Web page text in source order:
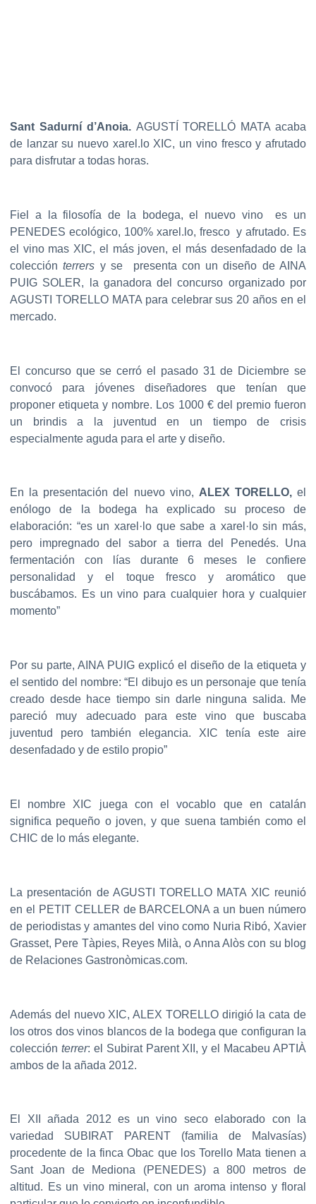
Sant Sadurní d’Anoia. AGUSTÍ TORELLÓ MATA acaba
de lanzar su nuevo xarel.lo XIC, un vino fresco y afrutado
para disfrutar a todas horas.
Fiel a la filosofía de la bodega, el nuevo vino es un
PENEDES ecológico, 100% xarel.lo, fresco y afrutado. Es
el vino mas XIC, el más joven, el más desenfadado de la
colecciónterrers y se presenta con un diseño de AINA
PUIG SOLER, la ganadora del concurso organizado por
AGUSTI TORELLO MATA para celebrar sus 20 años en el
mercado.
El concurso que se cerró el pasado 31 de Diciembre se
convocó para jóvenes diseñadores que tenían que
proponer etiqueta y nombre. Los 1000 € del premio fueron
un brindis a la juventud en un tiempo de crisis
especialmente aguda para el arte y diseño.
En la presentación del nuevo vino, ALEX TORELLO,el
enólogo de la bodega ha explicado su proceso de
elaboración: “es un xarel·lo que sabe a xarel·lo sin más,
pero impregnado del sabor a tierra del Penedés. Una
fermentación con lías durante 6 meses le confiere
personalidad y el toque fresco y aromático que
buscábamos. Es un vino para cualquier hora y cualquier
momento”
Por su parte, AINA PUIG explicó el diseño de la etiqueta y
el sentido del nombre: “El dibujo es un personaje que tenía
creado desde hace tiempo sin darle ninguna salida. Me
pareció muy adecuado para este vino que buscaba
juventud pero también elegancia. XIC tenía este aire
desenfadado y de estilo propio”
El nombre XIC juega con el vocablo que en catalán
significa pequeño o joven, y que suena también como el
CHIC de lo más elegante.
La presentación de AGUSTI TORELLO MATA XIC reunió
en el PETIT CELLER de BARCELONA a un buen número
de periodistas y amantes del vino como Nuria Ribó, Xavier
Grasset, Pere Tàpies, Reyes Milà, o Anna Alòs con su blog
de Relaciones Gastronòmicas.com.
Además del nuevo XIC, ALEX TORELLO dirigió la cata de
los otros dos vinos blancos de la bodega que configuran la
colección terrer: el Subirat Parent XII, y el Macabeu APTIÀ
ambos de la añada 2012.
El XII añada 2012 es un vino seco elaborado con la
variedad SUBIRAT PARENT (familia de Malvasías)
procedente de la finca Obac que los Torello Mata tienen a
Sant Joan de Mediona (PENEDES) a 800 metros de
altitud. Es un vino mineral, con un aroma intenso y floral